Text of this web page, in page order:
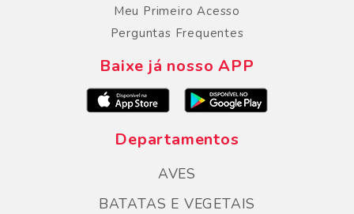
Meu Primeiro Acesso
Perguntas Frequentes
Baixe já nosso APP
Departamentos
AVES
BATATAS E VEGETAIS